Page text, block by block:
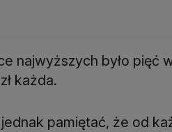
najwyższych było pięć
każda.
pamiętać, że od